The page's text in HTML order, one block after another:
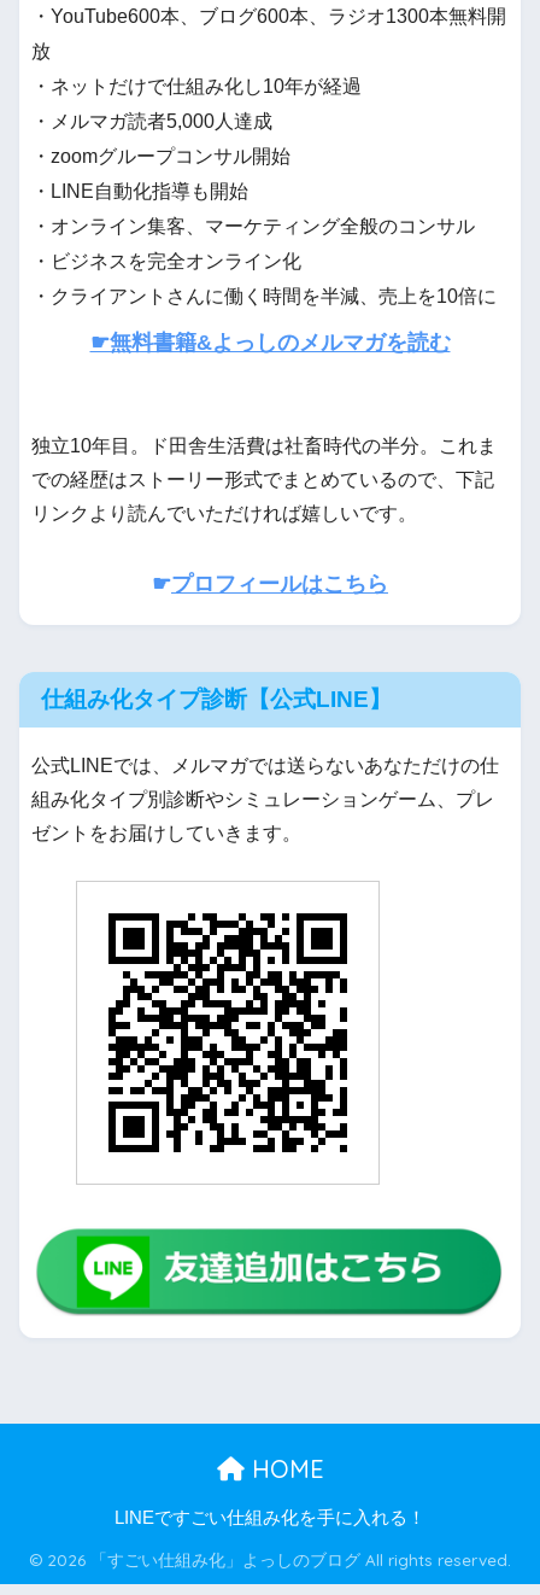
・YouTube600本、ブログ600本、ラジオ1300本無料開
放
・ネットだけで仕組み化し10年が経過
・メルマガ読者5,000人達成
・zoomグループコンサル開始
・LINE自動化指導も開始
・オンライン集客、マーケティング全般のコンサル
・ビジネスを完全オンライン化
・クライアントさんに働く時間を半減、売上を10倍に
☛無料書籍&よっしのメルマガを読む
独立10年目。ド田舎生活費は社畜時代の半分。これま
での経歴はストーリー形式でまとめているので、下記
リンクより読んでいただければ嬉しいです。
☛プロフィールはこちら
仕組み化タイプ診断【公式LINE】
公式LINEでは、メルマガでは送らないあなただけの仕
組み化タイプ別診断やシミュレーションゲーム、プレ
ゼントをお届けしていきます。
HOME
LINEですごい仕組み化を手に入れる！
© 2026 「すごい仕組み化」よっしのブログ All rights reserved.